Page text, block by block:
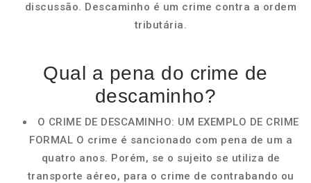
discussão. Descaminho é um crime contra a ordem
tributária.
Qual a pena do crime de
descaminho?
O CRIME DE DESCAMINHO: UM EXEMPLO DE CRIME
FORMAL O crime é sancionado com pena de um a
quatro anos. Porém, se o sujeito se utiliza de
transporte aéreo, para o crime de contrabando ou